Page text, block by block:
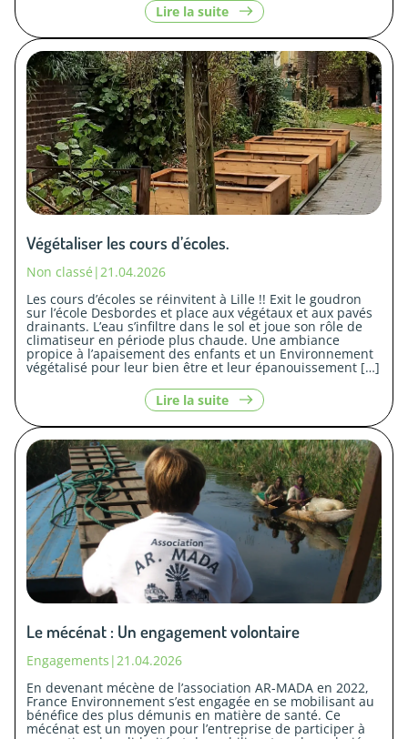
Lire la suite
le
contenu
«
Mobilisons-
nous
pour
la
reforestation
!
»
Végétaliser les cours d’écoles.
Non classé | 21.04.2026
Les cours d’écoles se réinvitent à Lille !! Exit le goudron
sur l’école Desbordes et place aux végétaux et aux pavés
drainants. L’eau s’infiltre dans le sol et joue son rôle de
climatiseur en période plus chaude. Une ambiance
propice à l’apaisement des enfants et un Environnement
végétalisé pour leur bien être et leur épanouissement […]
Lire la suite
le
contenu
«
Végétaliser
les
cours
d’écoles.
»
Le mécénat : Un engagement volontaire
Engagements | 21.04.2026
En devenant mécène de l’association AR-MADA en 2022,
France Environnement s’est engagée en se mobilisant au
bénéfice des plus démunis en matière de santé. Ce
mécénat est un moyen pour l’entreprise de participer à